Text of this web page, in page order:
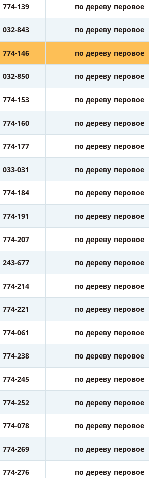
774-139 по дереву перовое
032-843 по дереву перовое
774-146 по дереву перовое
032-850 по дереву перовое
774-153 по дереву перовое
774-160 по дереву перовое
774-177 по дереву перовое
033-031 по дереву перовое
774-184 по дереву перовое
774-191 по дереву перовое
774-207 по дереву перовое
243-677 по дереву перовое
774-214 по дереву перовое
774-221 по дереву перовое
774-061 по дереву перовое
774-238 по дереву перовое
774-245 по дереву перовое
774-252 по дереву перовое
774-078 по дереву перовое
774-269 по дереву перовое
774-276 по дереву перовое